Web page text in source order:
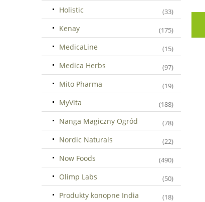
Holistic (33)
Kenay (175)
MedicaLine (15)
Medica Herbs (97)
Mito Pharma (19)
MyVita (188)
Nanga Magiczny Ogród (78)
Nordic Naturals (22)
Now Foods (490)
Olimp Labs (50)
Produkty konopne India (18)